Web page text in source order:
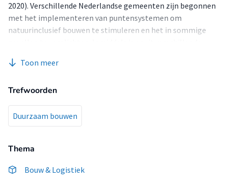
2020). Verschillende Nederlandse gemeenten zijn begonnen
met het implementeren van puntensystemen om
natuurinclusief bouwen te stimuleren en het in sommige
gaan implementeren.
Toon meer
Trefwoorden
Duurzaam bouwen
Thema
Bouw & Logistiek